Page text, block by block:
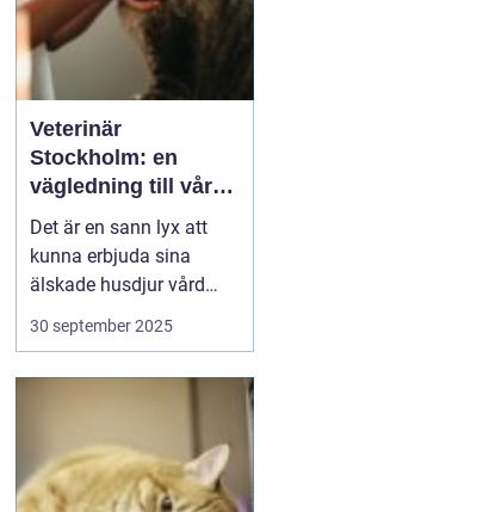
Veterinär
Stockholm: en
vägledning till vård i
hemmiljö
Det är en sann lyx att
kunna erbjuda sina
älskade husdjur vård
direkt i hemmet. I
storstaden, där tiden
professionell veterinär
en högst v&aum...
30 september 2025